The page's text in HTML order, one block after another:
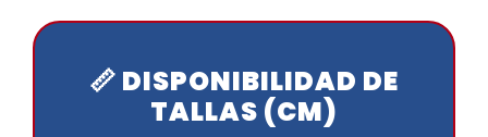
📏 DISPONIBILIDAD DE
TALLAS (CM)